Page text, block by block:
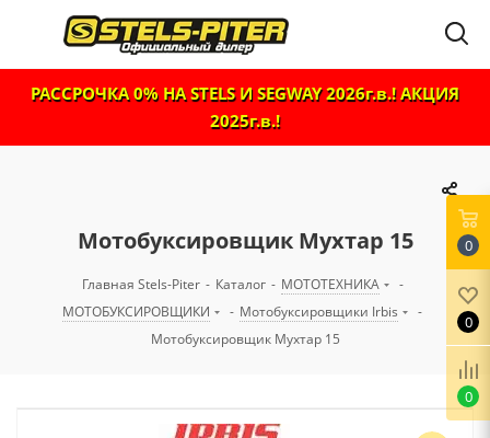
РАССРОЧКА 0% НА STELS И SEGWAY 2026г.в.! АКЦИЯ
2025г.в.!
Мотобуксировщик Мухтар 15
Главная Stels-Piter - Каталог - МОТОТЕХНИКА
-
МОТОБУКСИРОВЩИКИ
- Мотобуксировщики Irbis
-
Мотобуксировщик Мухтар 15
0
0
0